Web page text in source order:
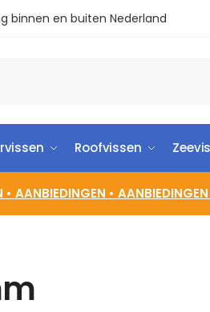
binnen en buiten Nederland
Roofvissen
• AANBIEDINGEN • AANBIEDINGEN